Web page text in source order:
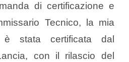
di certificazione e
Tecnico, la mia
è stata certificata dal
con il rilascio del